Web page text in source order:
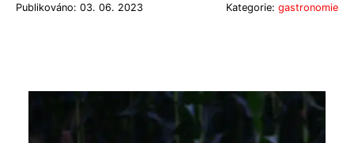
Publikováno: 03. 06. 2023 Kategorie: gastronomie